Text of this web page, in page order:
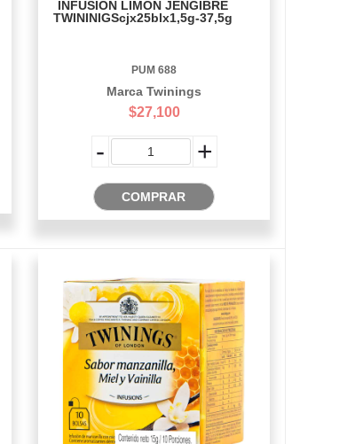
INFUSION LIMON JENGIBRE
TWININIGScjx25blx1,5g-37,5g
PUM 688
Marca Twinings
$27,100
- +
COMPRAR